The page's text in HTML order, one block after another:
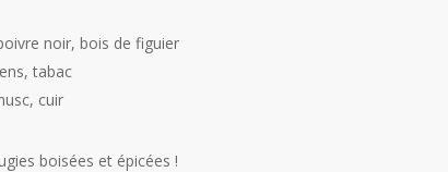
noir, bois de figuier
tabac
cuir
boisées et épicées !